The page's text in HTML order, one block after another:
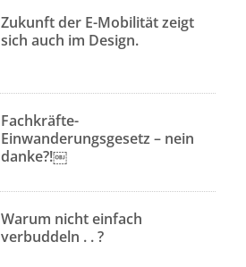
Zukunft der E-Mobilität zeigt
sich auch im Design.
Fachkräfte-
Einwanderungsgesetz – nein
danke?!￼
Warum nicht einfach
verbuddeln . . ?